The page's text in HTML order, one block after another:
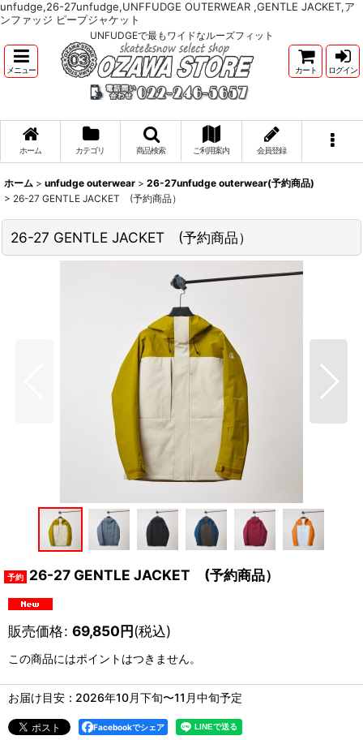
unfudge,26-27unfudge,UNFFUDGE OUTERWEAR ,GENTLE JACKET,ア
ンファッジ ピープジャケット
UNFUDGEで最もワイドなルーズフィット
メニュー カート ログイン
ホーム カテゴリ 商品検索 ご利用案内 会員登録
ホーム > unfudge outerwear > 26-27unfudge outerwear(予約商品)
> 26-27 GENTLE JACKET (予約商品）
26-27 GENTLE JACKET (予約商品）
26-27 GENTLE JACKET (予約商品）
販売価格: 69,850円(税込)
この商品にはポイントはつきません。
お届け目安 : 2026年10月下旬〜11月中旬予定
Facebookでシェア